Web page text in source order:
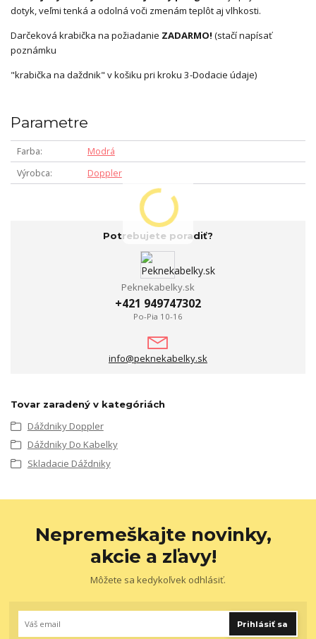
dotyk, veľmi tenká a odolná voči zmenám teplôt aj vlhkosti.
Darčeková krabička na požiadanie ZADARMO! (stačí napísať
poznámku
"krabička na daždnik" v košiku pri kroku 3-Dodacie údaje)
Parametre
Farba
Modrá
Výrobca
Doppler
Potrebujete poradiť?
Peknekabelky.sk
+421 949747302
Po-Pia 10-16
info@peknekabelky.sk
Tovar zaradený v kategóriách
Dáždniky Doppler
Dáždniky Do Kabelky
Skladacie Dáždniky
Nepremeškajte novinky,
akcie a zľavy!
Môžete sa kedykoľvek odhlásiť.
Prihlásiť sa